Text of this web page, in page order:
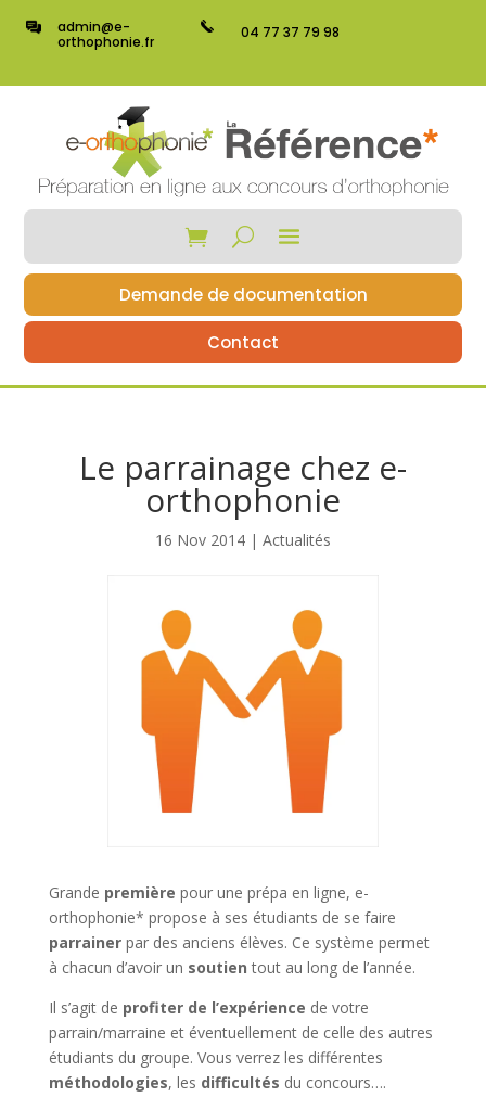
admin@e-
orthophonie.fr
04 77 37 79 98
Demande de documentation
Contact
Le parrainage chez e-
orthophonie
16 Nov 2014| Actualités
Grande première pour une prépa en ligne, e-
orthophonie* propose à ses étudiants de se faire
parrainerpar des anciens élèves. Ce système permet
à chacun d’avoir un soutien tout au long de l’année.
Il s’agit de profiter de l’expérience de votre
parrain/marraine et éventuellement de celle des autres
étudiants du groupe. Vous verrez les différentes
méthodologies, les difficultés du concours….